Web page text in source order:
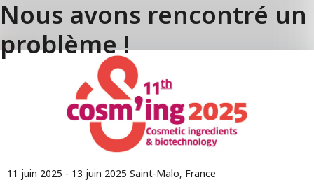
Nous avons rencontré un
problème !
11 juin 2025 - 13 juin 2025 Saint-Malo, France